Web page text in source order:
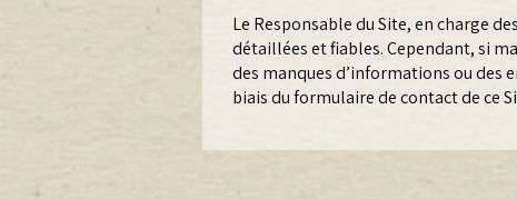
Le Responsable du Site, en charge
détaillées et fiables. Cependant, si
des manques d’informations ou des
biais du formulaire de contact de ce